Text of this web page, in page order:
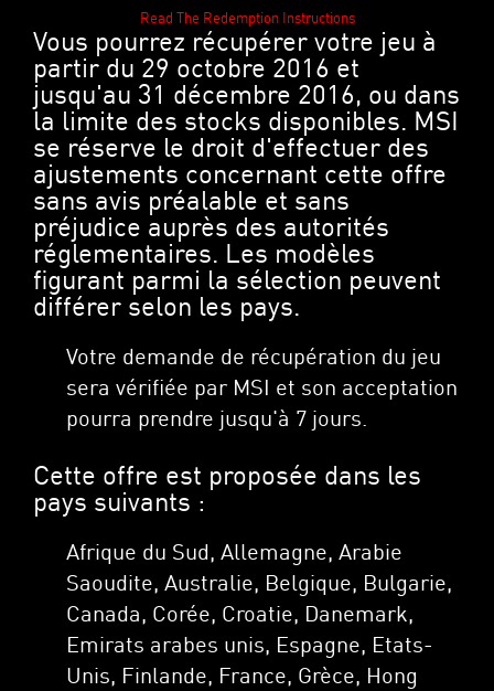
Read The Redemption Instructions
Vous pourrez récupérer votre jeu à
partir du 29 octobre 2016 et
jusqu'au 31 décembre 2016, ou dans
la limite des stocks disponibles. MSI
se réserve le droit d'effectuer des
ajustements concernant cette offre
sans avis préalable et sans
préjudice auprès des autorités
réglementaires. Les modèles
figurant parmi la sélection peuvent
différer selon les pays.
Votre demande de récupération du jeu
sera vérifiée par MSI et son acceptation
pourra prendre jusqu'à 7 jours.
Cette offre est proposée dans les
pays suivants :
Afrique du Sud, Allemagne, Arabie
Saoudite, Australie, Belgique, Bulgarie,
Canada, Corée, Croatie, Danemark,
Emirats arabes unis, Espagne, Etats-
Unis, Finlande, France, Grèce, Hong